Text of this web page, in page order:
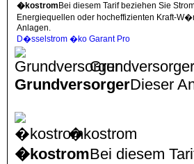
�kostrom Bei diesem Tarif beziehen Sie
Energiequellen oder hocheffizienten Kraft-
Anlagen.
D�sselstrom �ko Garant Pro
Grundversorger
GrundversorgerDieser
�kostrom
�kostromBei diesem